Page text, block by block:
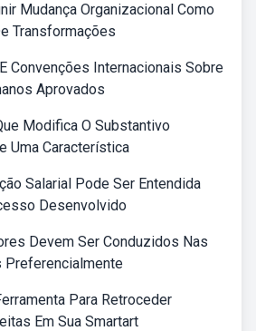
Mudança Organizacional Como
Transformações
Convenções Internacionais Sobre
Aprovados
Modifica O Substantivo
Uma Característica
Salarial Pode Ser Entendida
Desenvolvido
Devem Ser Conduzidos Nas
Preferencialmente
Para Retroceder
Em Sua Smartart